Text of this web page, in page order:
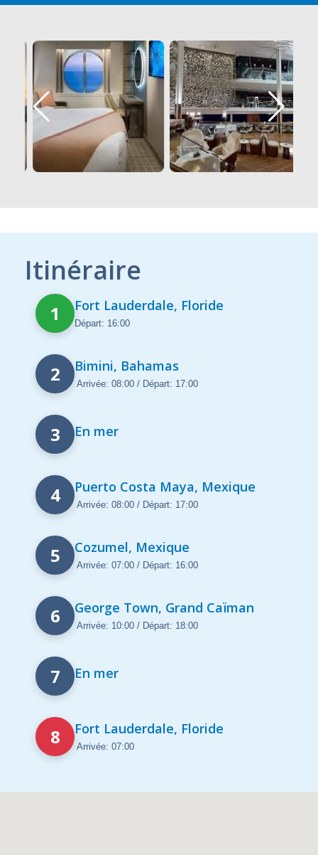
Itinéraire
1 Fort Lauderdale, Floride
Départ: 16:00
2 Bimini, Bahamas
Arrivée: 08:00 / Départ: 17:00
3 En mer
4 Puerto Costa Maya, Mexique
Arrivée: 08:00 / Départ: 17:00
5 Cozumel, Mexique
Arrivée: 07:00 / Départ: 16:00
6 George Town, Grand Caïman
Arrivée: 10:00 / Départ: 18:00
7 En mer
8 Fort Lauderdale, Floride
Arrivée: 07:00